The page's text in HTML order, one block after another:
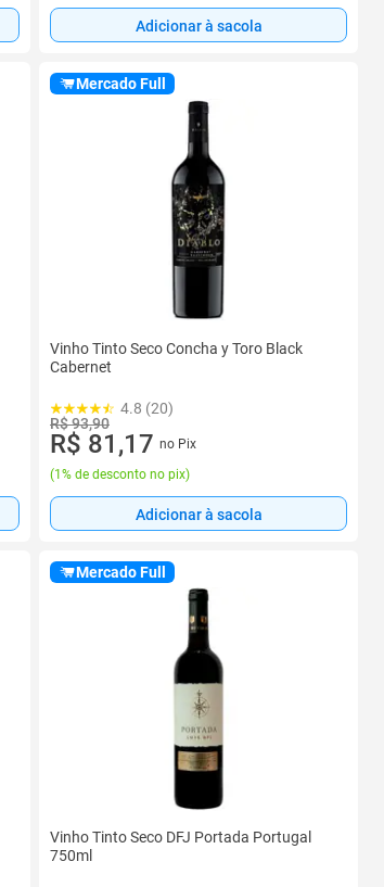
Adicionar à sacola
Mercado Full
Vinho Tinto Seco Concha y Toro Black
Cabernet
4.8 (20)
R$ 93,90
R$ 81,17 no Pix
(1% de desconto no pix)
Adicionar à sacola
Mercado Full
Vinho Tinto Seco DFJ Portada Portugal
750ml